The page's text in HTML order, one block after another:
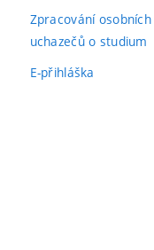
Zpracování
uchazečů o studium
E-přihláška